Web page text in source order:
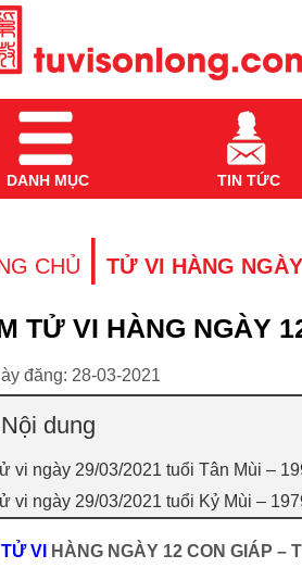
DANH MỤC TIN TỨC
CHỦ | TỬ VI HÀNG NGÀY
TỬ VI HÀNG NGÀY
đăng: 28-03-2021
Nội dung
vi ngày 29/03/2021 tuổi Tân Mùi –
vi ngày 29/03/2021 tuổi Kỷ Mùi –
VI HÀNG NGÀY 12 CON GIÁP –